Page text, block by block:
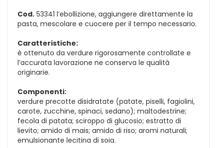
Cod. 53341 l’ebollizione, aggiungere direttamente la
pasta, mescolare e cuocere per il tempo necessario.
Caratteristiche:
è ottenuto da verdure rigorosamente controllate e
l’accurata lavorazione ne conserva le qualità
originarie.
Componenti:
verdure precotte disidratate (patate, piselli, fagiolini,
carote, zucchine, spinaci, sedano); maltodestrine;
fecola di patata; sciroppo di glucosio; estratto di
lievito; amido di mais; amido di riso; aromi naturali;
emulsionante lecitina di soia.